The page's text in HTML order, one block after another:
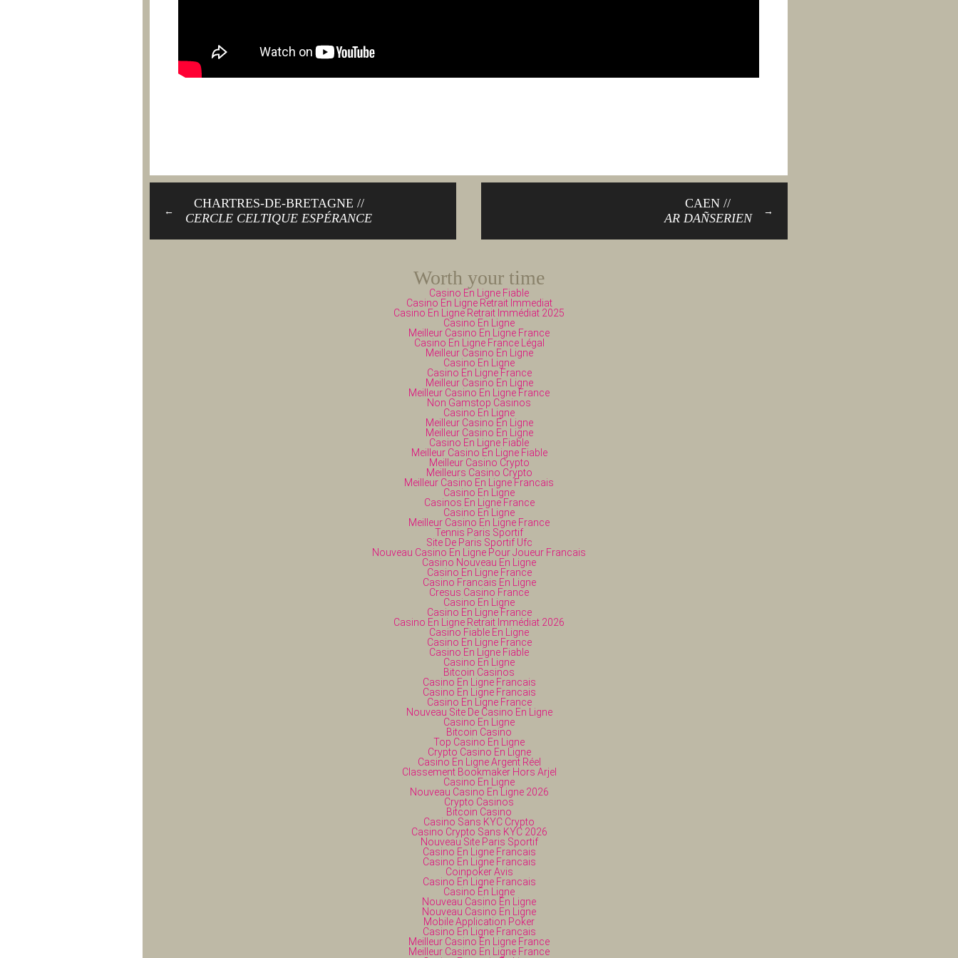
←
CHARTRES-DE-BRETAGNE //
CERCLE CELTIQUE ESPÉRANCE
→
CAEN //
AR DAÑSERIEN
Worth your time
Casino En Ligne Fiable
Casino En Ligne Retrait Immediat
Casino En Ligne Retrait Immédiat 2025
Casino En Ligne
Meilleur Casino En Ligne France
Casino En Ligne France Légal
Meilleur Casino En Ligne
Casino En Ligne
Casino En Ligne France
Meilleur Casino En Ligne
Meilleur Casino En Ligne France
Non Gamstop Casinos
Casino En Ligne
Meilleur Casino En Ligne
Meilleur Casino En Ligne
Casino En Ligne Fiable
Meilleur Casino En Ligne Fiable
Meilleur Casino Crypto
Meilleurs Casino Crypto
Meilleur Casino En Ligne Francais
Casino En Ligne
Casinos En Ligne France
Casino En Ligne
Meilleur Casino En Ligne France
Tennis Paris Sportif
Site De Paris Sportif Ufc
Nouveau Casino En Ligne Pour Joueur Francais
Casino Nouveau En Ligne
Casino En Ligne France
Casino Francais En Ligne
Cresus Casino France
Casino En Ligne
Casino En Ligne France
Casino En Ligne Retrait Immédiat 2026
Casino Fiable En Ligne
Casino En Ligne France
Casino En Ligne Fiable
Casino En Ligne
Bitcoin Casinos
Casino En Ligne Francais
Casino En Ligne Francais
Casino En Ligne France
Nouveau Site De Casino En Ligne
Casino En Ligne
Bitcoin Casino
Top Casino En Ligne
Crypto Casino En Ligne
Casino En Ligne Argent Réel
Classement Bookmaker Hors Arjel
Casino En Ligne
Nouveau Casino En Ligne 2026
Crypto Casinos
Bitcoin Casino
Casino Sans KYC Crypto
Casino Crypto Sans KYC 2026
Nouveau Site Paris Sportif
Casino En Ligne Francais
Casino En Ligne Francais
Coinpoker Avis
Casino En Ligne Francais
Casino En Ligne
Nouveau Casino En Ligne
Nouveau Casino En Ligne
Mobile Application Poker
Casino En Ligne Francais
Meilleur Casino En Ligne France
Meilleur Casino En Ligne France